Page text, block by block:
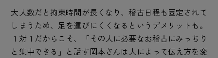
大人数だと拘束時間が長くなり、稽古日程も固定されて
しまうため、足を運びにくくなるというデメリットも。
１対１だからこそ、「その人に必要なお稽古にみっちり
と集中できる」と話す岡本さんは人によって伝え方を変